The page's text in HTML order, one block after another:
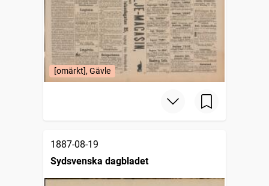
[omärkt], Gävle
1887-08-19
Sydsvenska dagbladet